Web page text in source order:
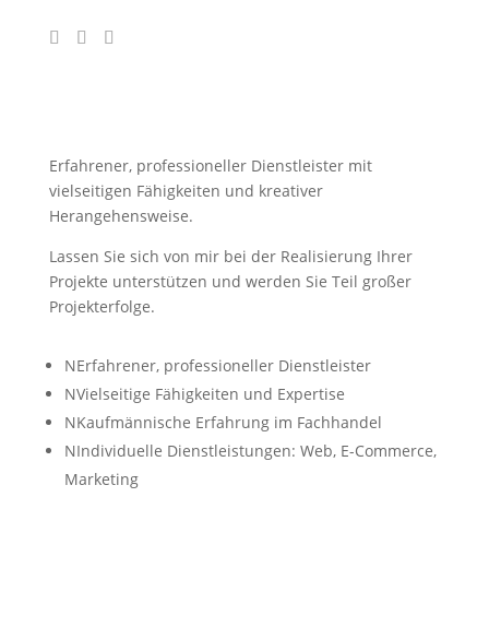
Erfahrener, professioneller Dienstleister mit
vielseitigen Fähigkeiten und kreativer
Herangehensweise.
Lassen Sie sich von mir bei der Realisierung Ihrer
Projekte unterstützen und werden Sie Teil großer
Projekterfolge.
NErfahrener, professioneller Dienstleister
NVielseitige Fähigkeiten und Expertise
NKaufmännische Erfahrung im Fachhandel
NIndividuelle Dienstleistungen: Web, E-Commerce,
Marketing